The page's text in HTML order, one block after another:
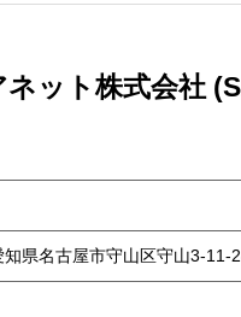
ット株式会社
県名古屋市守山区守山3-11-